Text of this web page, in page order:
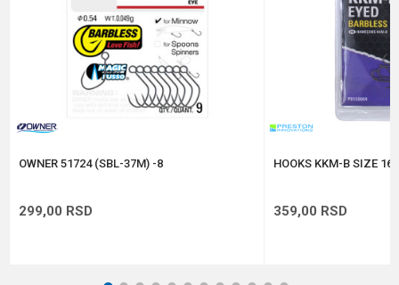
2
Anti-spam zaštita - izračunajte koliko je 6 - 1 :
OWNER 51724 (SBL-37M) -8
299,00 RSD
HOOKS KKM-B SIZE 16
359,00 RSD